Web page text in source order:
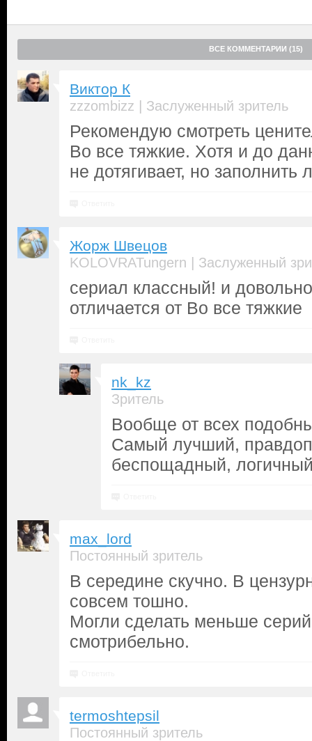
ВСЕ КОММЕНТАРИИ (15)
Виктор К
zzzombizz | Заслуженный зритель
Рекомендую смотреть
Во все тяжкие. Хотя и до
не дотягивает, но
Жорж Швецов
KOLOVRATungern | Заслуженный
сериал классный! и
отличается от Во все тяжкие
nk_kz
Зритель
Вообще от всех
Самый лучший,
беспощадный,
max_lord
Постоянный зритель
В середине скучно. В
совсем тошно.
Могли сделать меньше
смотрибельно.
termoshtepsil
Постоянный зритель